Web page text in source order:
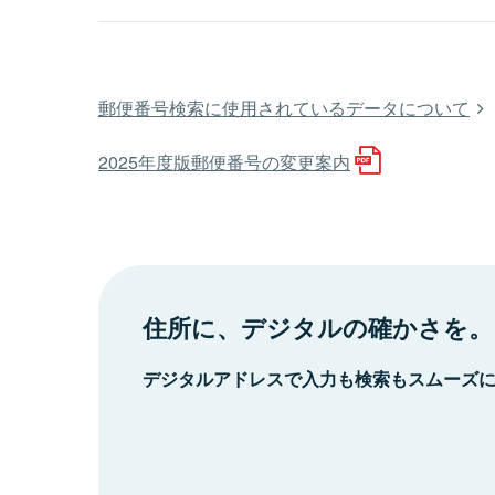
郵便番号検索に使用されているデータについて
2025年度版郵便番号の変更案内
住所に、デジタルの確かさを。
デジタルアドレスで入力も検索もスムーズ